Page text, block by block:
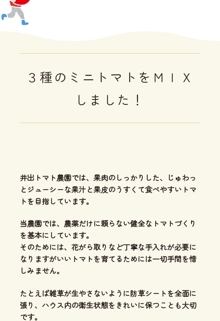
３種のミニトマトをＭＩＸ
しました！
井出トマト農園では、 果肉のしっかりした、じゅわっ
とジューシーな果汁と果皮のうすくて食べやすいトマ
トを目指しています。
当農園では、 農薬だけに頼らない健全なトマトづくり
を基本にしています。
そのためには、花がら取りなど丁寧な手入れが必要に
なりますがいいトマトを育てるためには一切手間を惜
しみません。
たとえば雑草が生やさないように防草シートを全面に
張り、ハウス内の衛生状態をきれいに保つことも大切
です。